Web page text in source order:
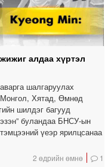
алдаа хүртэл
шалгаруулах
Хятад, Өмнөд
шилдэг багууд
буландаа БНСУ-ын
үеэр ярилцсанаа
2 өдрийн өмнө 1